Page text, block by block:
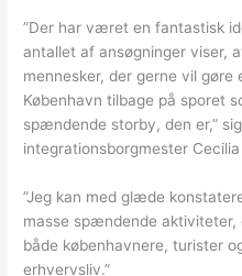
”Der har været en fantastisk
antallet af ansøgninger viser,
mennesker, der gerne vil
København tilbage på sporet
spændende storby, den er,”
integrationsborgmester
”Jeg kan med glæde
masse spændende
både københavnere, turister
erhvervsliv.”